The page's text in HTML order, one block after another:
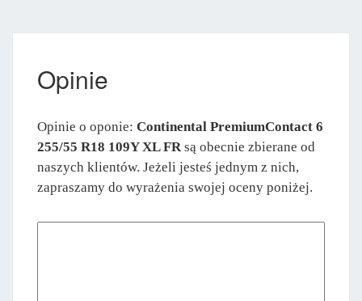
Opinie
Opinie o oponie: Continental PremiumContact 6
255/55 R18 109Y XL FR są obecnie zbierane od
naszych klientów. Jeżeli jesteś jednym z nich,
zapraszamy do wyrażenia swojej oceny poniżej.